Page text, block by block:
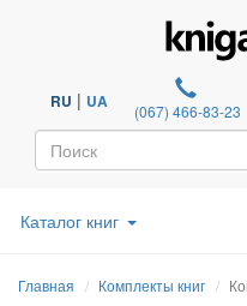
RU | UA (067) 466-83-23
Каталог книг
Главная Комплекты книг